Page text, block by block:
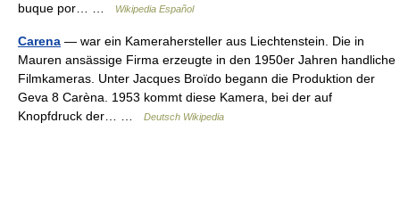
buque por… …
Wikipedia Español
Carena — war ein Kamerahersteller aus Liechtenstein. Die in
Mauren ansässige Firma erzeugte in den 1950er Jahren handliche
Filmkameras. Unter Jacques Broïdo begann die Produktion der
Geva 8 Carèna. 1953 kommt diese Kamera, bei der auf
Knopfdruck der… …
Deutsch Wikipedia